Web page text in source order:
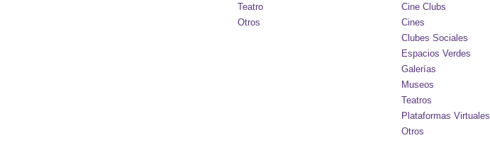
Teatro
Otros
Cine Clubs
Cines
Clubes Sociales
Espacios Verdes
Galerías
Museos
Teatros
Plataformas Virtuales
Otros